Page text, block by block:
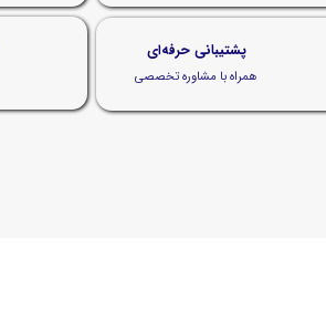
پشتیبانی حرفه‌ای
همراه با مشاوره تخصصی